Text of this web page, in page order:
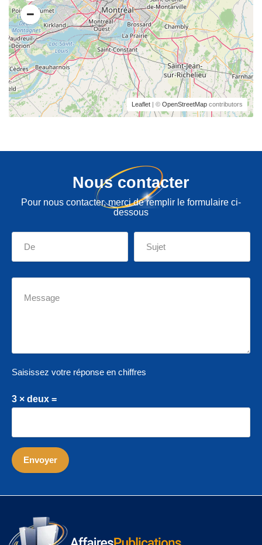
Leaflet | © OpenStreetMap contributors
Nous contacter
Pour nous contacter, merci de remplir le formulaire ci-
dessous
Saisissez votre réponse en chiffres
3 × deux =